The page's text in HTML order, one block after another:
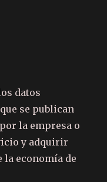
datos
se publican
la empresa o
y adquirir
la economía de